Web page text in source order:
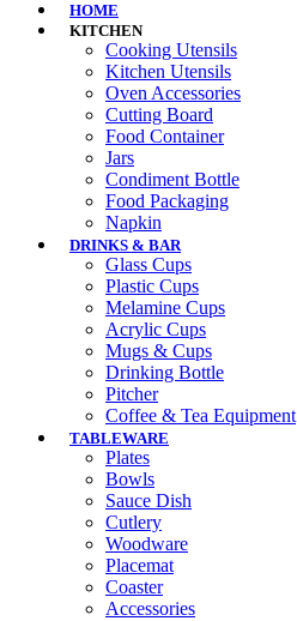
HOME
KITCHEN
Cooking Utensils
Kitchen Utensils
Oven Accessories
Cutting Board
Food Container
Jars
Condiment Bottle
Food Packaging
Napkin
DRINKS & BAR
Glass Cups
Plastic Cups
Melamine Cups
Acrylic Cups
Mugs & Cups
Drinking Bottle
Pitcher
Coffee & Tea Equipment
TABLEWARE
Plates
Bowls
Sauce Dish
Cutlery
Woodware
Placemat
Coaster
Accessories